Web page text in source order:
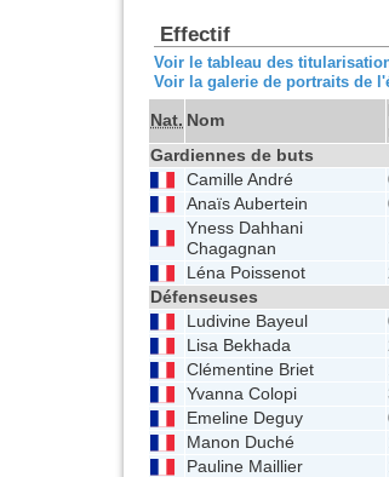
Effectif
Voir le tableau des
Voir la galerie de portraits de
Nat. Nom
Gardiennes de buts
Camille André
Anaïs Aubertein
Yness Dahhani
Chagagnan
Léna Poissenot
Défenseuses
Ludivine Bayeul
Lisa Bekhada
Clémentine Briet
Yvanna Colopi
Emeline Deguy
Manon Duché
Pauline Maillier